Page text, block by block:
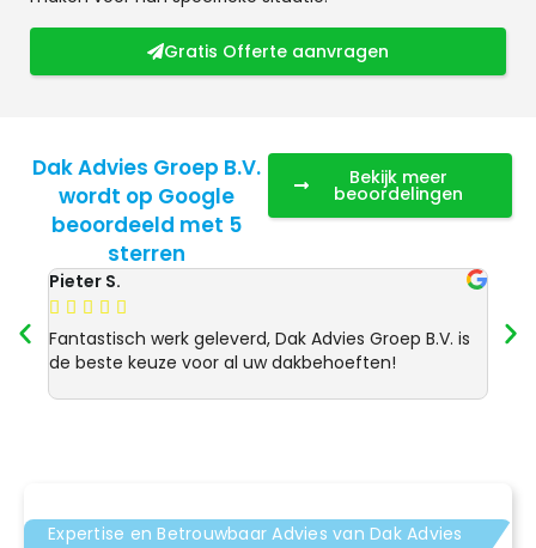
Gratis Offerte aanvragen
Dak Advies Groep B.V.
wordt op Google
beoordeeld met 5
sterren
Bekijk meer
beoordelingen
Pieter S.
    
Fantastisch werk geleverd, Dak Advies Groep B.V. is
de beste keuze voor al uw dakbehoeften!
Expertise en Betrouwbaar Advies van Dak Advies